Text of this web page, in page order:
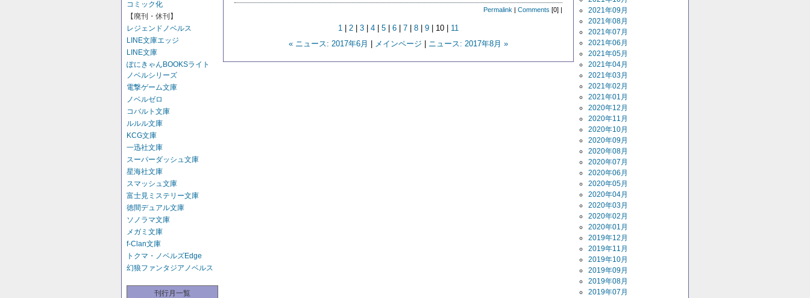
コミック化
【廃刊・休刊】
レジェンドノベルス
LINE文庫エッジ
LINE文庫
ぽにきゃんBOOKSライト
ノベルシリーズ
電撃ゲーム文庫
ノベルゼロ
コバルト文庫
ルルル文庫
KCG文庫
一迅社文庫
スーパーダッシュ文庫
星海社文庫
スマッシュ文庫
富士見ミステリー文庫
徳間デュアル文庫
ソノラマ文庫
メガミ文庫
f-Clan文庫
トクマ・ノベルズEdge
幻狼ファンタジアノベルス
刊行月一覧
Permalink | Comments [0] |
1 | 2 | 3 | 4 | 5 | 6 | 7 | 8 | 9 | 10 | 11
« ニュース: 2017年6月 | メインページ | ニュース: 2017年8月 »
2021年09月
2021年08月
2021年07月
2021年06月
2021年05月
2021年04月
2021年03月
2021年02月
2021年01月
2020年12月
2020年11月
2020年10月
2020年09月
2020年08月
2020年07月
2020年06月
2020年05月
2020年04月
2020年03月
2020年02月
2020年01月
2019年12月
2019年11月
2019年10月
2019年09月
2019年08月
2019年07月